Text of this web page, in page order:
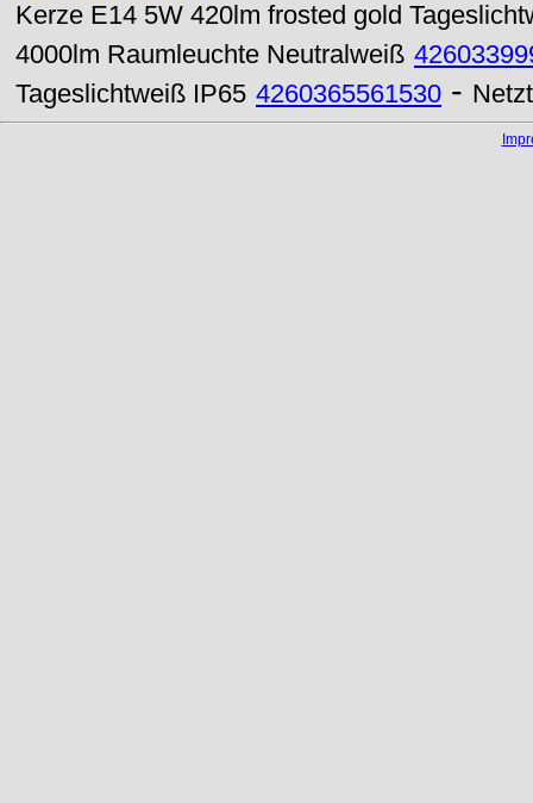
Kerze E14 5W 420lm frosted gold
4000lm Raumleuchte Neutralweiß
Tageslichtweiß IP65 4260365561530 -